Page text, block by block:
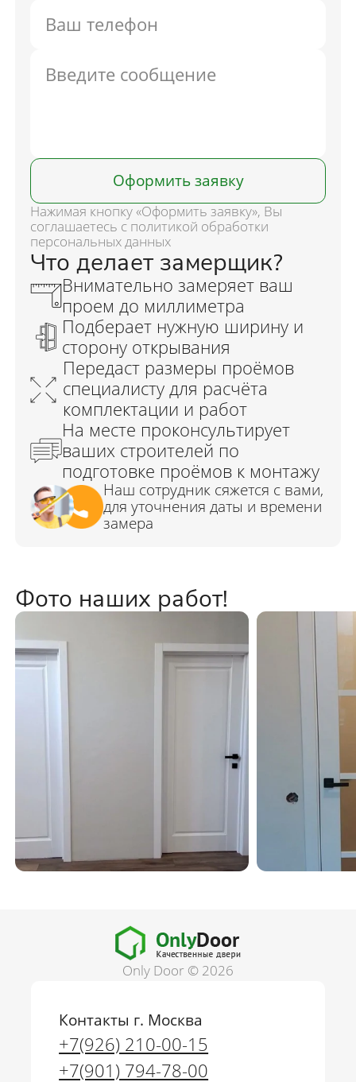
г. Москва
+7(926) 210-00-15
Оформить заявку
Нажимая кнопку «Оформить заявку», Вы
соглашаетесь с политикой обработки
персональных данных
Фото наших работ!
Only Door © 2026
Контакты г. Москва
+7(926) 210-00-15
+7(901) 794-78-00